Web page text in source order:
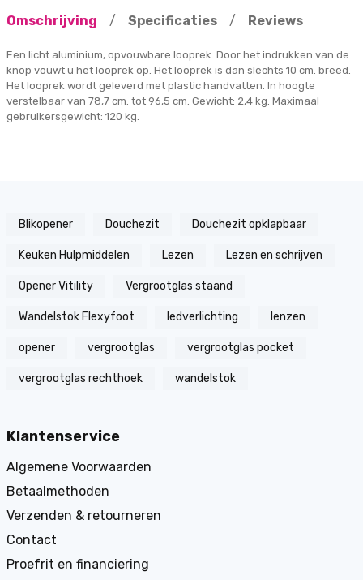
Omschrijving / Specificaties / Reviews
Een licht aluminium, opvouwbare looprek. Door het indrukken van de
knop vouwt u het looprek op. Het looprek is dan slechts 10 cm. breed.
Het looprek wordt geleverd met plastic handvatten. In hoogte
verstelbaar van 78,7 cm. tot 96,5 cm. Gewicht: 2,4 kg. Maximaal
gebruikersgewicht: 120 kg.
Blikopener Douchezit Douchezit opklapbaar
Keuken Hulpmiddelen Lezen Lezen en schrijven
Opener Vitility Vergrootglas staand
Wandelstok Flexyfoot ledverlichting lenzen
opener vergrootglas vergrootglas pocket
vergrootglas rechthoek wandelstok
Klantenservice
Algemene Voorwaarden
Betaalmethoden
Verzenden & retourneren
Contact
Proefrit en financiering